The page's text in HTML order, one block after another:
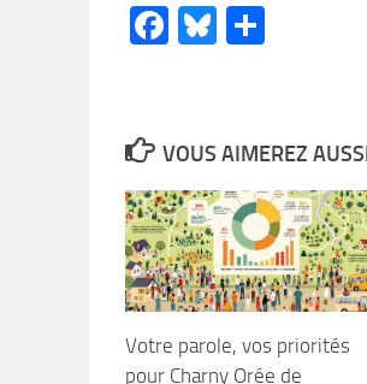
Facebook
Bluesky
VOUS AIMEREZ
Votre parole, vos priorités
pour Charny Orée de